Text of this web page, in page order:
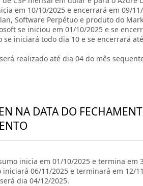
em 10/10/2025 e encerrará em 09/
Software Perpétuo e produto do
se iniciou em 01/10/2025 e se
se iniciará todo dia 10 e se encerrará
realizado até dia 04 do mês
NA DATA DO
inicia em 01/10/2025 e termina em
06/11/2025 e terminará em 12/
dia 04/12/2025.